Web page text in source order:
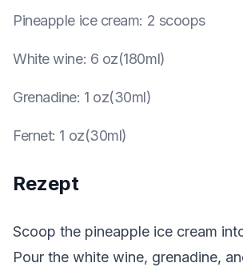
Pineapple ice cream: 2 scoops
White wine: 6 oz(180ml)
Grenadine: 1 oz(30ml)
Fernet: 1 oz(30ml)
Rezept
Scoop the pineapple ice cream
Pour the white wine, grenadine,